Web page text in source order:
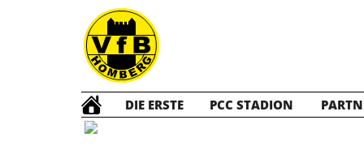
DIE ERSTE PCC STADION